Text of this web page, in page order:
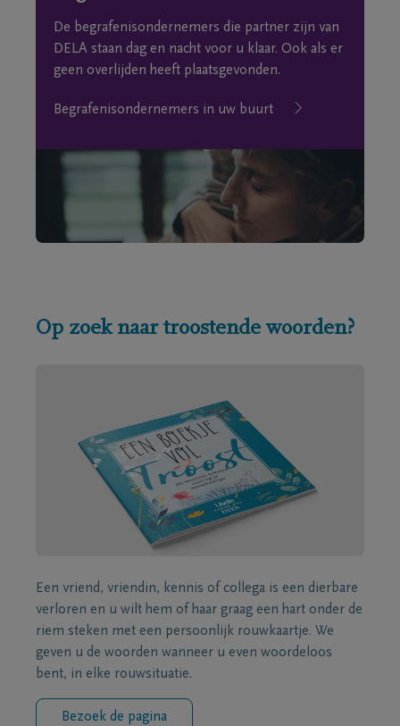
De begrafenisondernemers die partner zijn van
DELA staan dag en nacht voor u klaar. Ook als er
geen overlijden heeft plaatsgevonden.
Begrafenisondernemers in uw buurt
Op zoek naar troostende woorden?
Een vriend, vriendin, kennis of collega is een dierbare
verloren en u wilt hem of haar graag een hart onder de
riem steken met een persoonlijk rouwkaartje. We
geven u de woorden wanneer u even woordeloos
bent, in elke rouwsituatie.
Bezoek de pagina